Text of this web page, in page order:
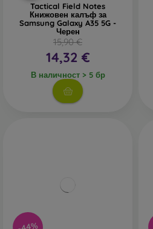
Tactical Field Notes
Книжовен калъф за
Samsung Galaxy A35 5G -
Черен
15,90 €
14,32 €
В наличност > 5 бр